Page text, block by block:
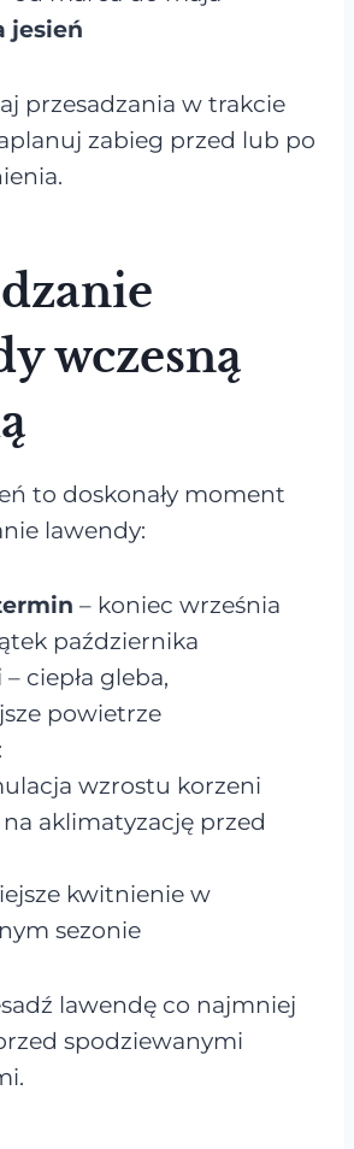
jesień
przesadzania w trakcie
zabieg przed lub po
wczesną
to doskonały moment
lawendy:
– koniec września
października
– ciepła gleba,
powietrze
:
wzrostu korzeni
na aklimatyzację przed
kwitnienie w
sezonie
lawendę co najmniej
spodziewanymi